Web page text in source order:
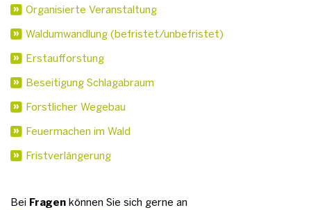
Organisierte Veranstaltung
Waldumwandlung (befristet/unbefristet)
Erstaufforstung
Beseitigung Schlagabraum
Forstlicher Wegebau
Feuermachen im Wald
Fristverlängerung
Bei Fragen können Sie sich gerne an